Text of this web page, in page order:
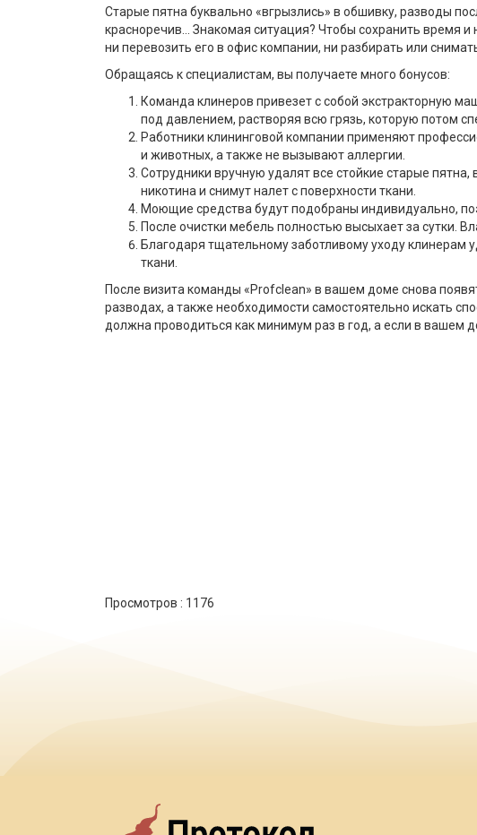
Старые пятна буквально «вгрызлись» в обшивку, разводы
красноречив... Знакомая ситуация? Чтобы сохранить время
ни перевозить его в офис компании, ни разбирать или
Обращаясь к специалистам, вы получаете много бонусов:
Команда клинеров привезет с собой экстракторную
под давлением, растворяя всю грязь, которую потом
Работники клининговой компании применяют
и животных, а также не вызывают аллергии.
Сотрудники вручную удалят все стойкие старые
никотина и снимут налет с поверхности ткани.
Моющие средства будут подобраны индивидуально,
После очистки мебель полностью высыхает за сутки.
Благодаря тщательному заботливому уходу клинерам
ткани.
После визита команды «Profclean» в вашем доме снова
разводах, а также необходимости самостоятельно искать
должна проводиться как минимум раз в год, а если в
Просмотров : 1176